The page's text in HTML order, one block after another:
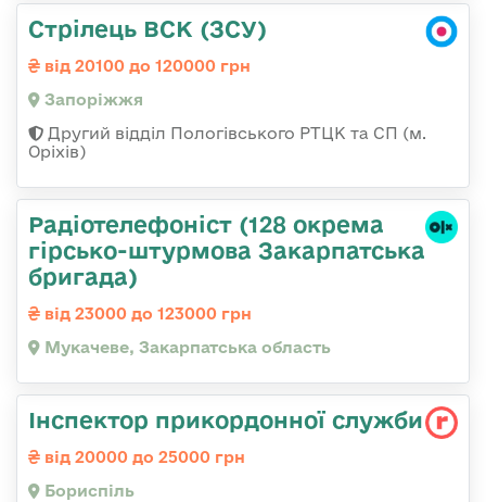
Стрілець ВСК (ЗСУ)
від 20100 до 120000 грн
Запоріжжя
Другий відділ Пологівського РТЦК та СП (м.
Оріхів)
Радіотелефоніст (128 окрема
гірсько-штурмова Закарпатська
бригада)
від 23000 до 123000 грн
Мукачеве, Закарпатська область
Інспектор прикордонної служби
від 20000 до 25000 грн
Бориспіль